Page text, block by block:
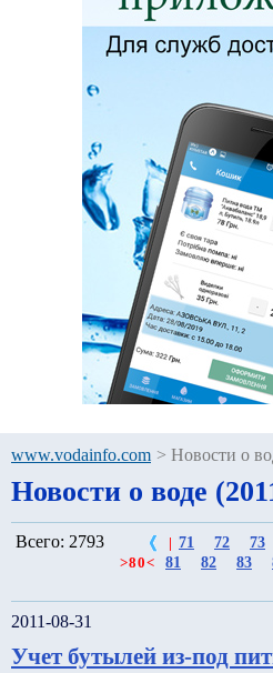
www.vodainfo.com > Новости о
Новости о воде
Всего: 2793 71 72 73
>80< 81 82 83
2011-08-31
Учет бутылей из-под